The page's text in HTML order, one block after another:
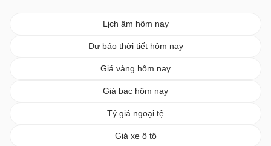
Lịch âm hôm nay
Dự báo thời tiết hôm nay
Giá vàng hôm nay
Giá bạc hôm nay
Tỷ giá ngoại tệ
Giá xe ô tô